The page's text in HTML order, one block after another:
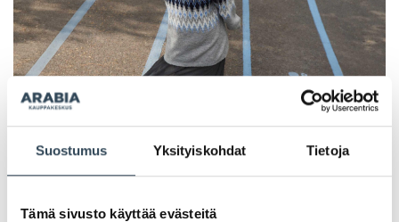
Suostumus Yksityiskohdat Tietoja
Tämä sivusto käyttää evästeitä